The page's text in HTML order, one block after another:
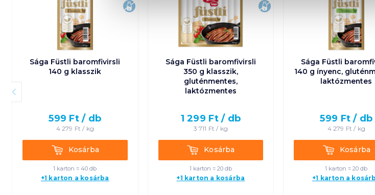
laktózmentes
Sága Füstli baromfivirsli
140 g klasszik
599 Ft / db
4 279 Ft / kg
KosárbaKosárba
1 karton = 40 db
+1 karton a kosárba
laktózmentes
Sága Füstli baromfivirsli
350 g klasszik,
gluténmentes,
laktózmentes
1 299 Ft / db
3 711 Ft / kg
KosárbaKosárba
1 karton = 20 db
+1 karton a kosárba
Sága Füstli
140 g ínyenc,
laktózmentes
599 Ft / db
4 279 Ft / kg
KosárbaKosárba
1 karton = 20 db
+1 karton a